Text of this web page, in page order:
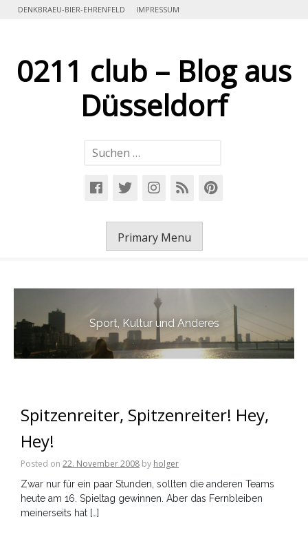
SkipDENKBRAEU-BIER-EHRENFELD IMPRESSUM
0211 club – Blog aus
Düsseldorf
Suchen
Primary Menu
Sport, Kultur und Anderes
Spitzenreiter, Spitzenreiter! Hey,
Hey!
Posted on 22. November 2008 by holger
Zwar nur für ein paar Stunden, sollten die anderen Teams
heute am 16. Spieltag gewinnen. Aber das Fernbleiben
meinerseits hat […]